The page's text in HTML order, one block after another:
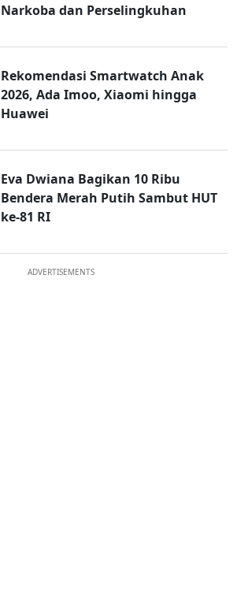
Narkoba dan Perselingkuhan
Rekomendasi Smartwatch Anak
2026, Ada Imoo, Xiaomi hingga
Huawei
Eva Dwiana Bagikan 10 Ribu
Bendera Merah Putih Sambut HUT
ke-81 RI
ADVERTISEMENTS